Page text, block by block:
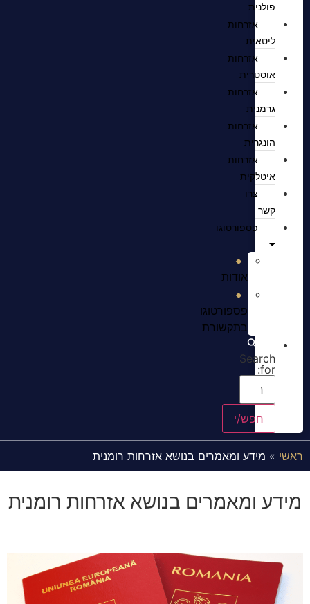
פולנית
אזרחות
ליטאית
אזרחות
אוסטרית
אזרחות
גרמנית
אזרחות
הונגרית
אזרחות
איטלקית
צרו
קשר
פספורטוגו
אודות
פספורטוגו
בתקשורת
Search
for:
ראשי » מידע ומאמרים בנושא אזרחות רומנית
מידע ומאמרים בנושא אזרחות רומנית